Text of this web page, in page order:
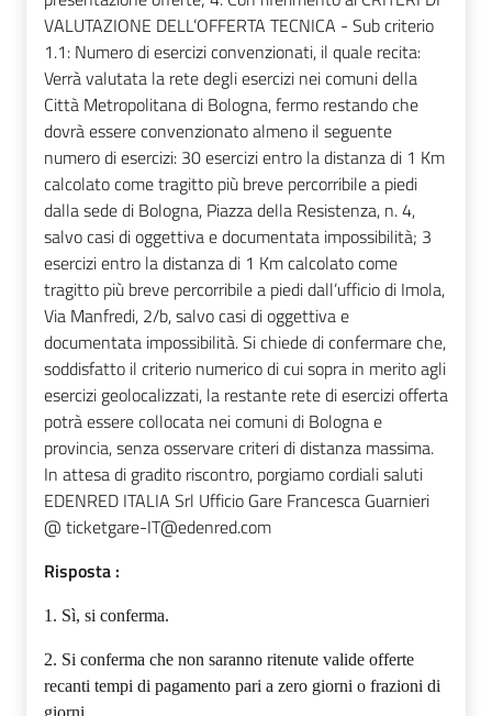
VALUTAZIONE DELL’OFFERTA TECNICA - Sub criterio
1.1: Numero di esercizi convenzionati, il quale recita:
Verrà valutata la rete degli esercizi nei comuni della
Città Metropolitana di Bologna, fermo restando che
dovrà essere convenzionato almeno il seguente
numero di esercizi: 30 esercizi entro la distanza di 1 Km
calcolato come tragitto più breve percorribile a piedi
dalla sede di Bologna, Piazza della Resistenza, n. 4,
salvo casi di oggettiva e documentata impossibilità; 3
esercizi entro la distanza di 1 Km calcolato come
tragitto più breve percorribile a piedi dall’ufficio di Imola,
Via Manfredi, 2/b, salvo casi di oggettiva e
documentata impossibilità. Si chiede di confermare che,
soddisfatto il criterio numerico di cui sopra in merito agli
esercizi geolocalizzati, la restante rete di esercizi offerta
potrà essere collocata nei comuni di Bologna e
provincia, senza osservare criteri di distanza massima.
In attesa di gradito riscontro, porgiamo cordiali saluti
EDENRED ITALIA Srl Ufficio Gare Francesca Guarnieri
@ ticketgare-IT@edenred.com
Risposta :
1. Sì, si conferma.
2. Si conferma che non saranno ritenute valide offerte
recanti tempi di pagamento pari a zero giorni o frazioni di